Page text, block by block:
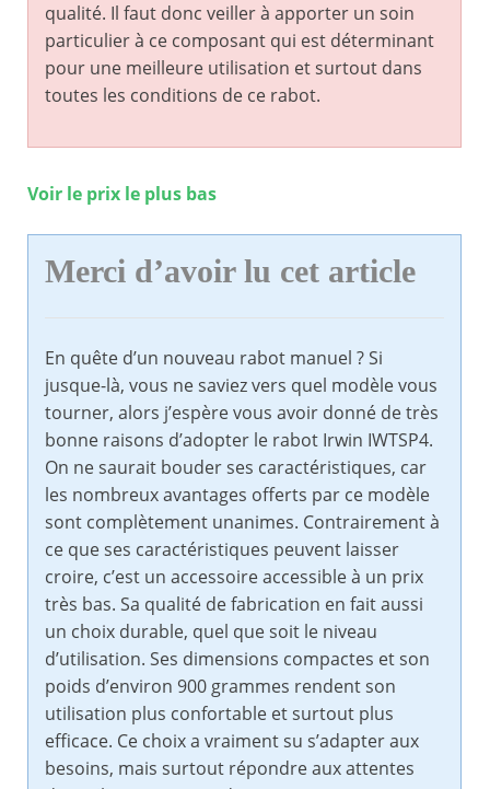
qualité. Il faut donc veiller à apporter un soin
particulier à ce composant qui est déterminant
pour une meilleure utilisation et surtout dans
toutes les conditions de ce rabot.
Voir le prix le plus bas
Merci d’avoir lu cet article
En quête d’un nouveau rabot manuel ? Si
jusque-là, vous ne saviez vers quel modèle vous
tourner, alors j’espère vous avoir donné de très
bonne raisons d’adopter le rabot Irwin IWTSP4.
On ne saurait bouder ses caractéristiques, car
les nombreux avantages offerts par ce modèle
sont complètement unanimes. Contrairement à
ce que ses caractéristiques peuvent laisser
croire, c’est un accessoire accessible à un prix
très bas. Sa qualité de fabrication en fait aussi
un choix durable, quel que soit le niveau
d’utilisation. Ses dimensions compactes et son
poids d’environ 900 grammes rendent son
utilisation plus confortable et surtout plus
efficace. Ce choix a vraiment su s’adapter aux
besoins, mais surtout répondre aux attentes